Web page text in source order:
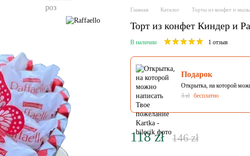
Главная Каталог Торты из конфет и
Торт из конфет Киндер и
В наличии 1 отзыв
Подарок
Открытка, на которой
3 zł бесплатно
118 zł 146 zł